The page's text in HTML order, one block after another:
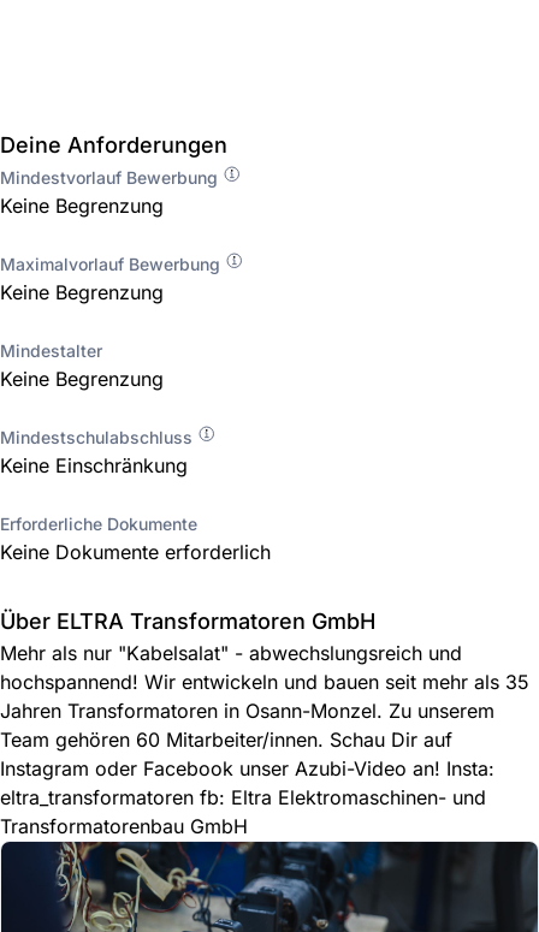
Deine Anforderungen
Mindestvorlauf Bewerbung
Keine Begrenzung
Maximalvorlauf Bewerbung
Keine Begrenzung
Mindestalter
Keine Begrenzung
Mindestschulabschluss
Keine Einschränkung
Erforderliche Dokumente
Keine Dokumente erforderlich
Über ELTRA Transformatoren GmbH
Mehr als nur "Kabelsalat" - abwechslungsreich und
hochspannend! Wir entwickeln und bauen seit mehr als 35
Jahren Transformatoren in Osann-Monzel. Zu unserem
Team gehören 60 Mitarbeiter/innen. Schau Dir auf
Instagram oder Facebook unser Azubi-Video an! Insta:
eltra_transformatoren fb: Eltra Elektromaschinen- und
Transformatorenbau GmbH